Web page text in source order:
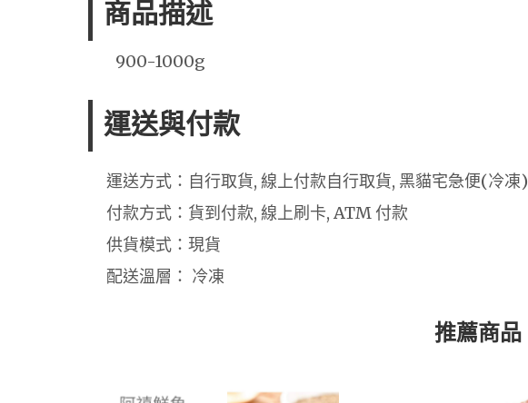
商品描述
900-1000g
運送與付款
運送方式：自行取貨, 線上付款自行取貨, 黑貓宅急便(冷凍)
付款方式：貨到付款, 線上刷卡, ATM 付款
供貨模式：現貨
配送溫層： 冷凍
推薦商品